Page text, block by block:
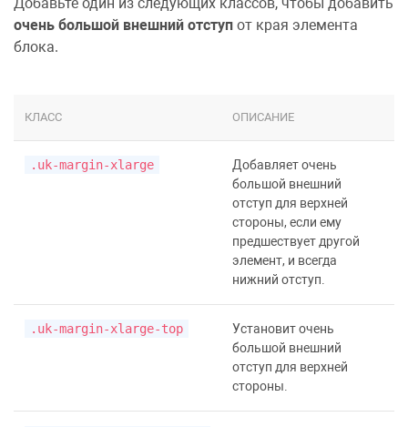
очень большой внешний отступ от края элемента
блока.
КЛАСС ОПИСАНИЕ
.uk-margin-xlarge
Добавляет очень
большой внешний
отступ для верхней
стороны, если ему
предшествует другой
элемент, и всегда
нижний отступ.
.uk-margin-xlarge-top
Установит очень
большой внешний
отступ для верхней
стороны.